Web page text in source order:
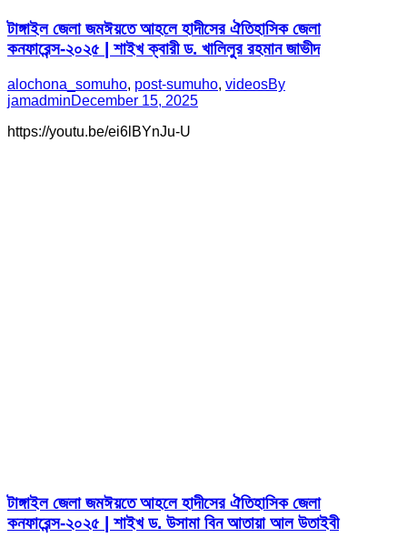
টাঙ্গাইল জেলা জমঈয়তে আহলে হাদীসের ঐতিহাসিক জেলা
কনফারেন্স-২০২৫ | শাইখ ক্বারী ড. খালিলুর রহমান জাভীদ
alochona_somuho, post-sumuho, videosBy
jamadminDecember 15, 2025
https://youtu.be/ei6lBYnJu-U
টাঙ্গাইল জেলা জমঈয়তে আহলে হাদীসের ঐতিহাসিক জেলা
কনফারেন্স-২০২৫ | শাইখ ড. উসামা বিন আতায়া আল উতাইবী